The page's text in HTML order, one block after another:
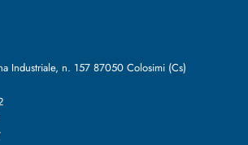
Industriale, n. 157 87050 Colosimi (Cs)